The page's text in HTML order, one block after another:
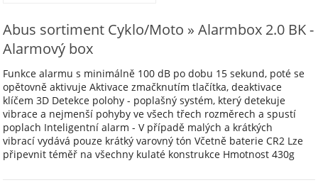
Abus sortiment Cyklo/Moto » Alarmbox 2.0 BK -
Alarmový box
Funkce alarmu s minimálně 100 dB po dobu 15 sekund, poté se
opětovně aktivuje Aktivace zmačknutím tlačítka, deaktivace
klíčem 3D Detekce polohy - poplašný systém, který detekuje
vibrace a nejmenší pohyby ve všech třech rozměrech a spustí
poplach Inteligentní alarm - V případě malých a krátkých
vibrací vydává pouze krátký varovný tón Včetně baterie CR2 Lze
připevnit téměř na všechny kulaté konstrukce Hmotnost 430g